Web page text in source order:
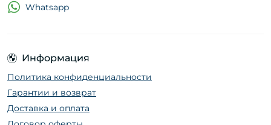
Информация
Политика конфиденциальности
Гарантии и возврат
Доставка и оплата
Whatsapp